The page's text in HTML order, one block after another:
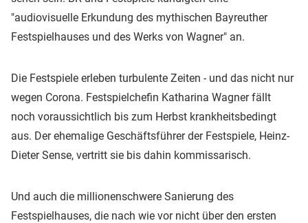
"audiovisuelle Erkundung des mythischen Bayreuther
Festspielhauses und des Werks von Wagner" an.
Die Festspiele erleben turbulente Zeiten - und das nicht nur
wegen Corona. Festspielchefin Katharina Wagner fällt
noch voraussichtlich bis zum Herbst krankheitsbedingt
aus. Der ehemalige Geschäftsführer der Festspiele, Heinz-
Dieter Sense, vertritt sie bis dahin kommissarisch.
Und auch die millionenschwere Sanierung des
Festspielhauses, die nach wie vor nicht über den ersten